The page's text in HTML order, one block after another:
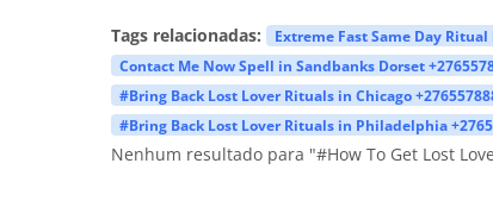
Tags relacionadas: Extreme Fast Same Day
Contact Me Now Spell in Sandbanks Dorset
#Bring Back Lost Lover Rituals in Chicago
#Bring Back Lost Lover Rituals in Philadelphia
Nenhum resultado para "#How To Get Lost